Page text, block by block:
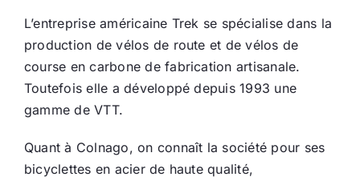
L’entreprise américaine Trek se spécialise dans la
production de vélos de route et de vélos de
course en carbone de fabrication artisanale.
Toutefois elle a développé depuis 1993 une
gamme de VTT.
Quant à Colnago, on connaît la société pour ses
bicyclettes en acier de haute qualité,